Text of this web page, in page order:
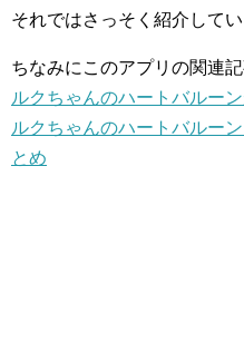
それではさっそく紹介してい
ちなみにこのアプリの関連記
ルクちゃんのハートバルー
ルクちゃんのハートバルー
とめ